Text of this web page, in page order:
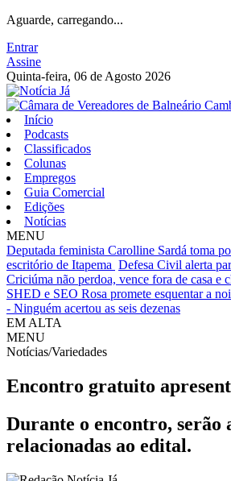
Aguarde, carregando...
Entrar
Assine
Quinta-feira, 06 de Agosto 2026
Início
Podcasts
Classificados
Colunas
Empregos
Guia Comercial
Edições
Notícias
MENU
Deputada feminista Carolline Sardá toma
escritório de Itapema Defesa Civil alerta
Criciúma não perdoa, vence fora de casa e
SHED e SEO Rosa promete esquentar a
- Ninguém acertou as seis dezenas
EM ALTA
MENU
Notícias/Variedades
Encontro gratuito
Durante o encontro, serão
relacionadas ao edital.